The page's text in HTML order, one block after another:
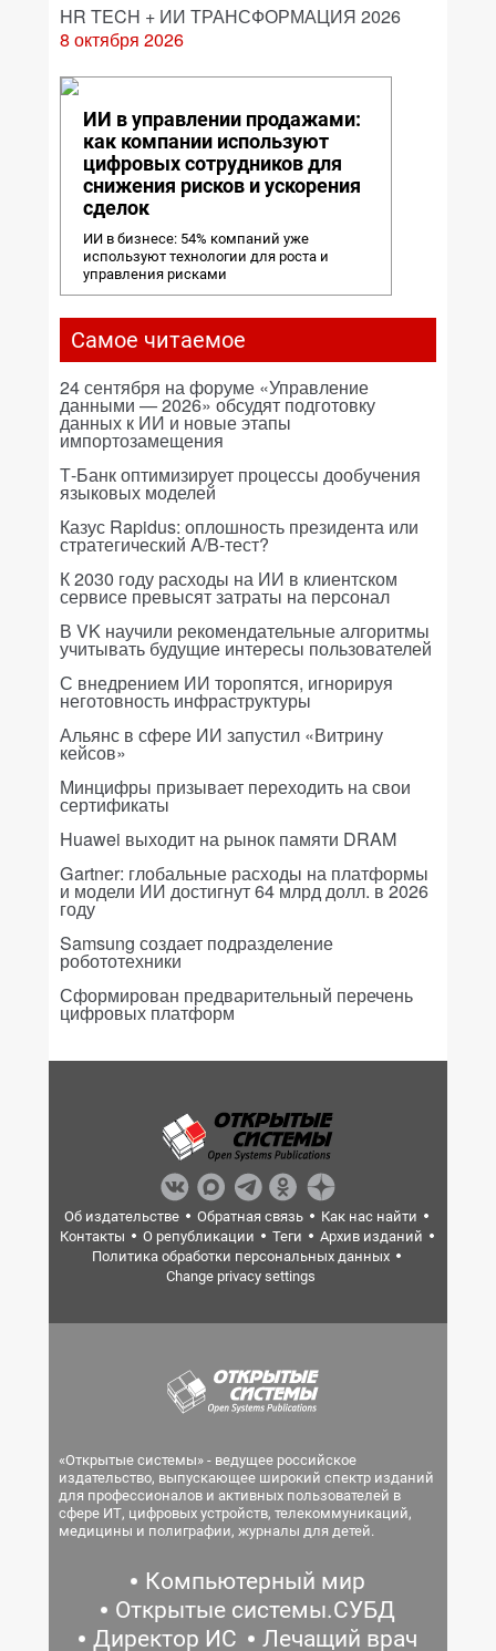
HR TECH + ИИ ТРАНСФОРМАЦИЯ 2026
8 октября 2026
ИИ в управлении продажами:
как компании используют
цифровых сотрудников для
снижения рисков и ускорения
сделок
ИИ в бизнесе: 54% компаний уже
используют технологии для роста и
управления рисками
Самое читаемое
24 сентября на форуме «Управление
данными — 2026» обсудят подготовку
данных к ИИ и новые этапы
импортозамещения
Т-Банк оптимизирует процессы дообучения
языковых моделей
Казус Rapidus: оплошность президента или
стратегический A/B-тест?
К 2030 году расходы на ИИ в клиентском
сервисе превысят затраты на персонал
В VK научили рекомендательные алгоритмы
учитывать будущие интересы пользователей
С внедрением ИИ торопятся, игнорируя
неготовность инфраструктуры
Альянс в сфере ИИ запустил «Витрину
кейсов»
Минцифры призывает переходить на свои
сертификаты
Huawei выходит на рынок памяти DRAM
Gartner: глобальные расходы на платформы
и модели ИИ достигнут 64 млрд долл. в 2026
году
Samsung создает подразделение
робототехники
Сформирован предварительный перечень
цифровых платформ
Об издательстве Обратная связь
Как нас найти
Контакты
О републикации Теги
Архив изданий
Политика обработки персональных данных
Change privacy settings
«Открытые системы» - ведущее российское
издательство, выпускающее широкий спектр изданий
для профессионалов и активных пользователей в
сфере ИТ, цифровых устройств, телекоммуникаций,
медицины и полиграфии, журналы для детей.
Компьютерный мир
Открытые системы.СУБД
Директор ИС
Лечащий врач